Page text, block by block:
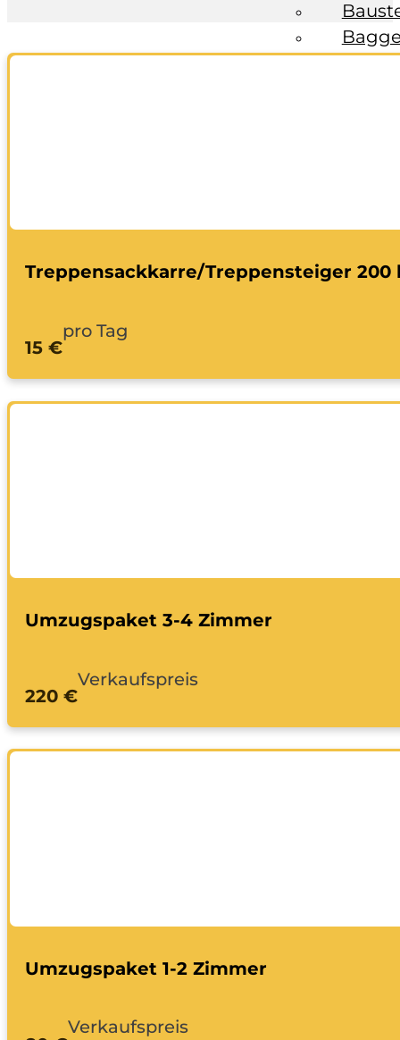
Treppensackkarre/Treppensteiger 200
15 €
pro Tag
Umzugspaket 3-4 Zimmer
220 €
Verkaufspreis
Umzugspaket 1-2 Zimmer
Verkaufspreis